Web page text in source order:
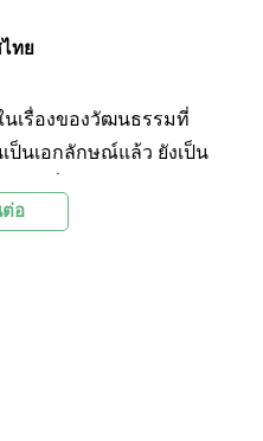
ทย
เรื่องของวัฒนธรรมที่
ป็นเอกลักษณ์แล้ว ยังเป็น
Palanla จึงจะขอชวน
ต่อ